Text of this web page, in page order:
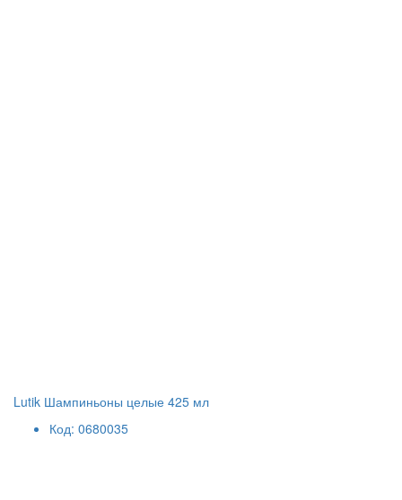
Lutik Шампиньоны целые 425 мл
Код: 0680035